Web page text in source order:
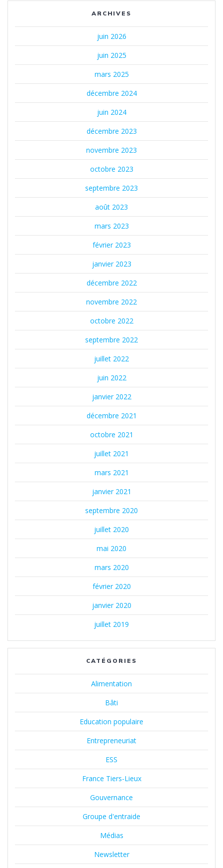
ARCHIVES
juin 2026
juin 2025
mars 2025
décembre 2024
juin 2024
décembre 2023
novembre 2023
octobre 2023
septembre 2023
août 2023
mars 2023
février 2023
janvier 2023
décembre 2022
novembre 2022
octobre 2022
septembre 2022
juillet 2022
juin 2022
janvier 2022
décembre 2021
octobre 2021
juillet 2021
mars 2021
janvier 2021
septembre 2020
juillet 2020
mai 2020
mars 2020
février 2020
janvier 2020
juillet 2019
CATÉGORIES
Alimentation
Bâti
Education populaire
Entrepreneuriat
ESS
France Tiers-Lieux
Gouvernance
Groupe d'entraide
Médias
Newsletter